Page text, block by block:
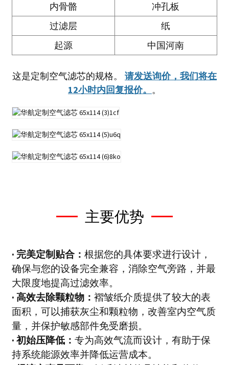
内骨骼
冲孔板
过滤层
纸
起源
中国河南
这是定制空气滤芯的规格。 请发送询价，我们将在
12小时内回复报价。 。
主要优势
· 完美定制贴合： 根据您的具体要求进行设计，
确保与您的设备完全兼容，消除空气旁路，并最
大限度地提高过滤效率。
· 高效去除颗粒物： 褶皱纸介质提供了较大的表
面积，可以捕获灰尘和颗粒物，改善室内空气质
量，并保护敏感部件免受磨损。
· 初始压降低： 专为高效气流而设计，有助于保
持系统能源效率并降低运营成本。